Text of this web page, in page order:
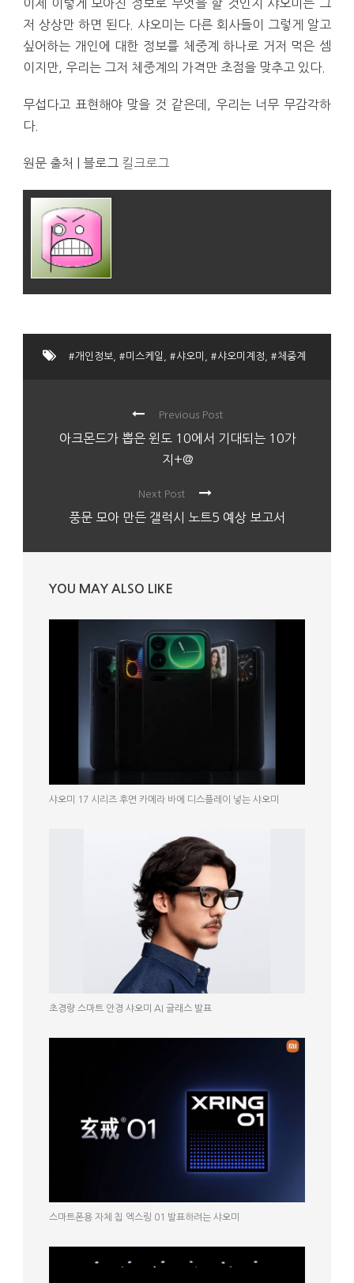
이제 이렇게 모아진 정보로 무엇을 할 것인지 샤오미는 그
저 상상만 하면 된다. 샤오미는 다른 회사들이 그렇게 알고
싶어하는 개인에 대한 정보를 체중계 하나로 거저 먹은 셈
이지만, 우리는 그저 체중계의 가격만 초점을 맞추고 있다.
무섭다고 표현해야 맞을 것 같은데, 우리는 너무 무감각하
다.
원문 출처 | 블로그 킬크로그
#개인정보 #미스케일 #샤오미 #샤오미계정 #체중계
Previous Post
아크몬드가 뽑은 윈도 10에서 기대되는 10가
지+@
Next Post
풍문 모아 만든 갤럭시 노트5 예상 보고서
YOU MAY ALSO LIKE
샤오미 17 시리즈 후면 카메라 바에 디스플레이 넣는 샤오미
초경량 스마트 안경 샤오미 AI 글래스 발표
스마트폰용 자체 칩 엑스링 01 발표하려는 샤오미